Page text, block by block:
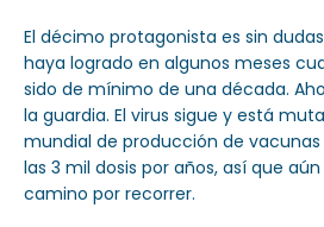
El décimo protagonista es sin
haya logrado en algunos meses
sido de mínimo de una década.
la guardia. El virus sigue y está
mundial de producción de
las 3 mil dosis por años, así que
camino por recorrer.